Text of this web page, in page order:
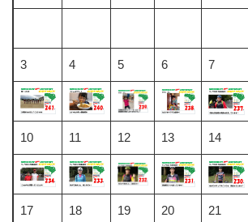
を
ュ
ー
を
ひ
ら
く
の
メ
ニ
ー
を
ひ
ス
文
化
メ
ニ
ュ
ー
を
ち
づ
く
環
境
しごと・産業
し
ご
と
・
産
業
市政情報
市
政
3 4 5 6 7
10 11 12 13 14
17 18 19 20 21